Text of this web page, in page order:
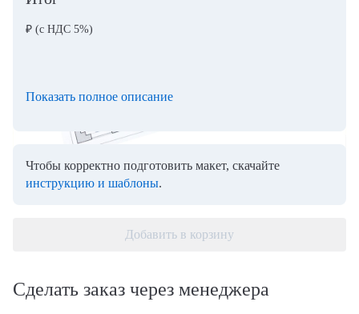
₽ (с НДС 5%)
Показать полное описание
Чтобы корректно подготовить макет, скачайте
инструкцию и шаблоны.
Добавить в корзину
Сделать заказ через менеджера